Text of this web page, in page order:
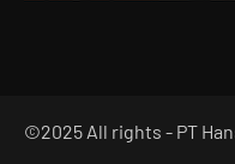
©2025 All rights - PT